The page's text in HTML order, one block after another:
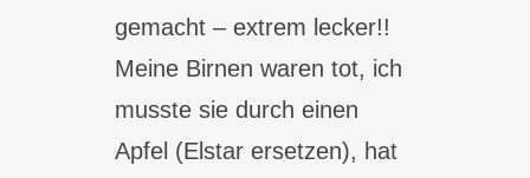
gemacht – extrem lecker!!
Meine Birnen waren tot, ich
musste sie durch einen
Apfel (Elstar ersetzen), hat